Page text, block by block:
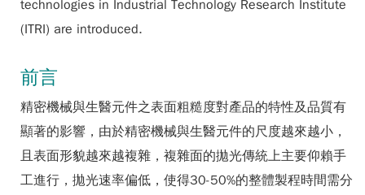
technologies in Industrial Technology Research Institute
(ITRI) are introduced.
前言
精密機械與生醫元件之表面粗糙度對產品的特性及品質有
顯著的影響，由於精密機械與生醫元件的尺度越來越小，
且表面形貌越來越複雜，複雜面的拋光傳統上主要仰賴手
工進行，拋光速率偏低，使得30-50%的整體製程時間需分